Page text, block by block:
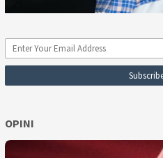
OPINI